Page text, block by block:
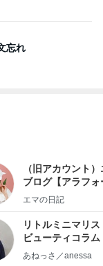
忘れ
（旧アカウント
ブログ【アラフォ
社売却セカンドラ
エマの日記
リトルミニマリス
ビューティコラ
little
あねっさ／anessa